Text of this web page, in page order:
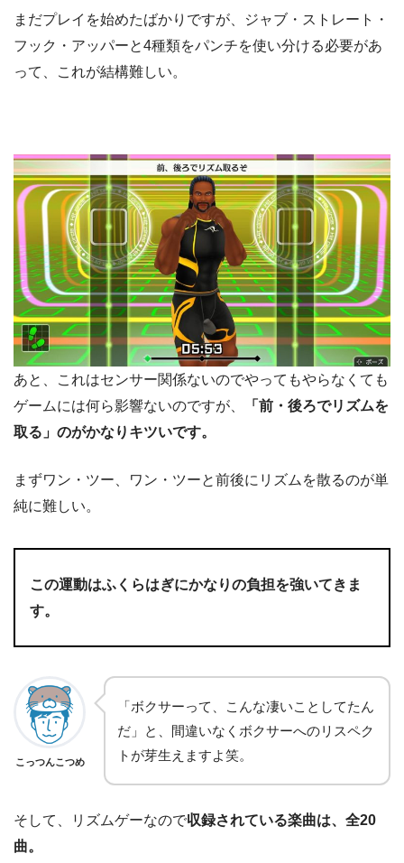
まだプレイを始めたばかりですが、ジャブ・ストレート・
フック・アッパーと4種類をパンチを使い分ける必要があ
って、これが結構難しい。
あと、これはセンサー関係ないのでやってもやらなくても
ゲームには何ら影響ないのですが、
「前・後ろでリズムを
取る」のがかなりキツいです。
まずワン・ツー、ワン・ツーと前後にリズムを散るのが単
純に難しい。
この運動はふくらはぎにかなりの負担を強いてきま
す。
こっつんこつめ
「ボクサーって、こんな凄いことしてたん
だ」と、間違いなくボクサーへのリスペク
トが芽生えますよ笑。
そして、リズムゲーなので収録されている楽曲は、全20
曲。